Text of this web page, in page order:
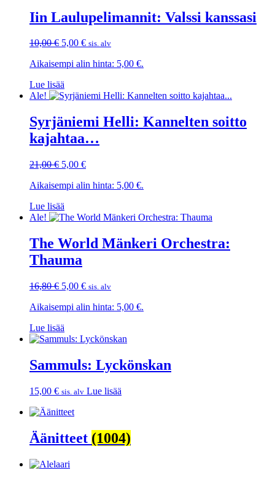
Iin Laulupelimannit: Valssi kanssasi
10,00€ Alkuperäinen
oli:
5,00 €Nykyinen
on:
sis. alv
Aikaisempi alin hinta: 5,00 €.
Lue lisää
Ale!
Syrjäniemi Helli: Kannelten soitto
kajahtaa…
21,00€ Alkuperäinen
oli:
5,00 €Nykyinen
on:
Aikaisempi alin hinta: 5,00 €.
Lue lisää
Ale!
The World Mänkeri Orchestra:
Thauma
16,80€ Alkuperäinen
oli:
5,00 €Nykyinen
on:
sis. alv
Aikaisempi alin hinta: 5,00 €.
Lue lisää
Sammuls: Lyckönskan
15,00 € sis. alv Lue lisää
Äänitteet (1004)